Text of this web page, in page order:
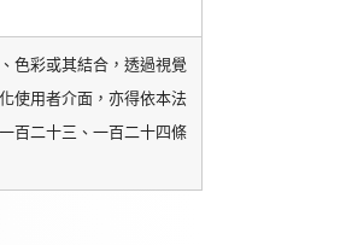
色彩或其結合，透過視覺
使用者介面，亦得依本法
百二十三、一百二十四條